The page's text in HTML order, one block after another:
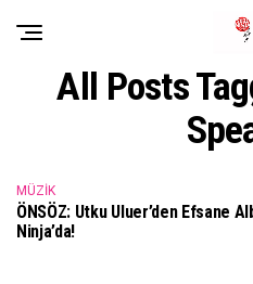
All Posts
MÜZIK
ÖNSÖZ: Utku Uluer’den Efsane
Ninja’da!